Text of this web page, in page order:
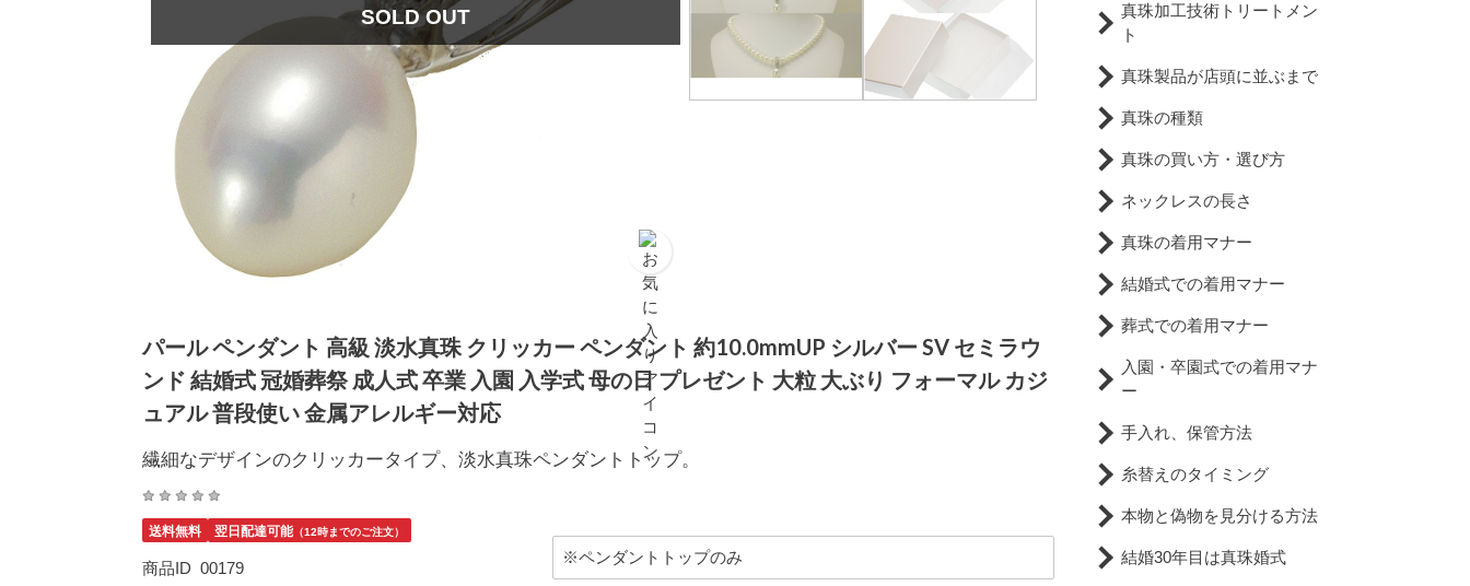
SOLD OUT
パール ペンダント 高級 淡水真珠 クリッカー ペンダント 約10.0mmUP シルバー SV セミラウ
ンド 結婚式 冠婚葬祭 成人式 卒業 入園 入学式 母の日 プレゼント 大粒 大ぶり フォーマル カジ
ュアル 普段使い 金属アレルギー対応
繊細なデザインのクリッカータイプ、淡水真珠ペンダントトップ。
送料無料 翌日配達可能（12時までのご注文）
商品ID 00179
※ペンダントトップのみ
真珠加工技術トリートメン
ト
真珠製品が店頭に並ぶまで
真珠の種類
真珠の買い方・選び方
ネックレスの長さ
真珠の着用マナー
結婚式での着用マナー
葬式での着用マナー
入園・卒園式での着用マナ
ー
手入れ、保管方法
糸替えのタイミング
本物と偽物を見分ける方法
結婚30年目は真珠婚式